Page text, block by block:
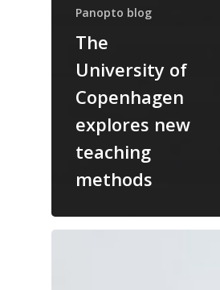
Panopto blog
The
University of
Copenhagen
explores new
teaching
methods